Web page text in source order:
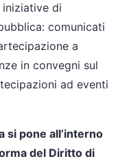
di
comunicati
a
in convegni sul
ad eventi
si pone all’interno
del Diritto di